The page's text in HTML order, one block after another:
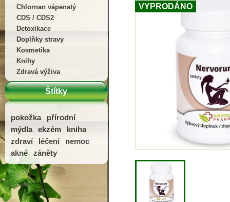
Chlornan vápenatý
CDS / CDS2
Detoxikace
Doplňky stravy
Kosmetika
Knihy
Zdravá výživa
Štítky
pokožka
přírodní
mýdla
ekzém
kniha
zdraví
léčení
nemoc
akné
záněty
VYPRODÁNO